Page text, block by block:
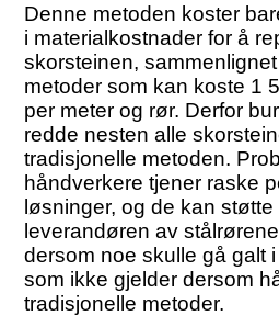
Denne metoden koster
i materialkostnader for å
skorsteinen,
metoder som kan koste 1
per meter og rør. Derfor
redde nesten alle
tradisjonelle metoden.
håndverkere tjener raske
løsninger, og de kan
leverandøren av
dersom noe skulle gå galt
som ikke gjelder dersom
tradisjonelle metoder.